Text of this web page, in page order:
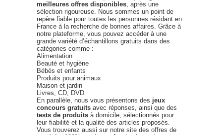
meilleures offres disponibles , après une
sélection rigoureuse. Nous sommes un point de
repère fiable pour toutes les personnes résidant en
France à la recherche de bonnes affaires. Grâce à
notre plateforme, vous pouvez accéder à une
grande variété d’échantillons gratuits dans des
catégories comme :
Alimentation
Beauté et hygiène
Bébés et enfants
Produits pour animaux
Maison et jardin
Livres, CD, DVD
En parallèle, nous vous présentons des jeux
concours gratuits avec réponses, ainsi que des
tests de produits à domicile, sélectionnés pour
leur fiabilité et la qualité des articles proposés.
Vous trouverez aussi sur notre site des offres de